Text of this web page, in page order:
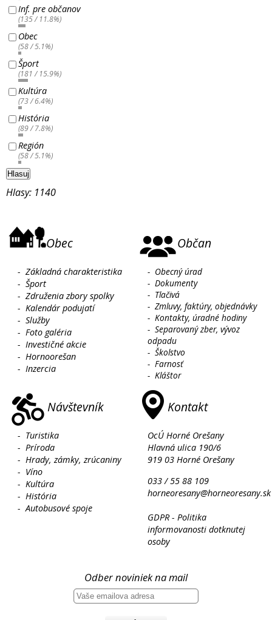
Inf. pre občanov
(135 / 11.8%)
Obec
(58 / 5.1%)
Šport
(181 / 15.9%)
Kultúra
(73 / 6.4%)
História
(89 / 7.8%)
Región
(58 / 5.1%)
Hlasuj
Hlasy: 1140
Obec
-Základná charakteristika
-Šport
-Združenia zbory spolky
- Kalendár podujatí
-Služby
- Foto galéria
- Investičné akcie
- Hornoorešan
- Inzercia
Občan
- Obecný úrad
-Dokumenty
- Tlačivá
-Zmluvy, faktúry, objednávky
-Kontakty, úradné hodiny
-Separovaný zber, vývoz
odpadu
-Školstvo
-Farnosť
-Kláštor
Návštevník
- Turistika
- Príroda
- Hrady, zámky, zrúcaniny
- Víno
- Kultúra
- História
-Autobusové spoje
Kontakt
OcÚ Horné Orešany
Hlavná ulica 190/6
919 03 Horné Orešany
033 / 55 88 109
horneoresany@horneoresany.sk
GDPR - Politika
informovanosti dotknutej
osoby
Odber noviniek na mail